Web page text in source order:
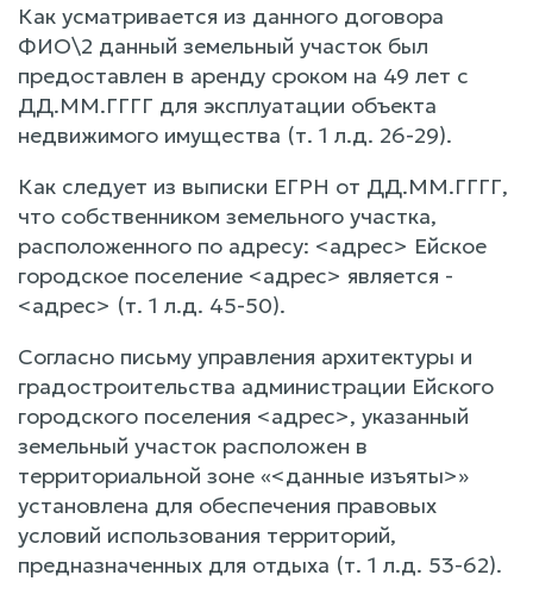
Как усматривается из данного договора
ФИО\2 данный земельный участок был
предоставлен в аренду сроком на 49 лет с
ДД.ММ.ГГГГ для эксплуатации объекта
недвижимого имущества (т. 1 л.д. 26-29).
Как следует из выписки ЕГРН от ДД.ММ.ГГГГ,
что собственником земельного участка,
расположенного по адресу: <адрес> Ейское
городское поселение <адрес> является -
<адрес> (т. 1 л.д. 45-50).
Согласно письму управления архитектуры и
градостроительства администрации Ейского
городского поселения <адрес>, указанный
земельный участок расположен в
территориальной зоне «<данные изъяты>»
установлена для обеспечения правовых
условий использования территорий,
предназначенных для отдыха (т. 1 л.д. 53-62).